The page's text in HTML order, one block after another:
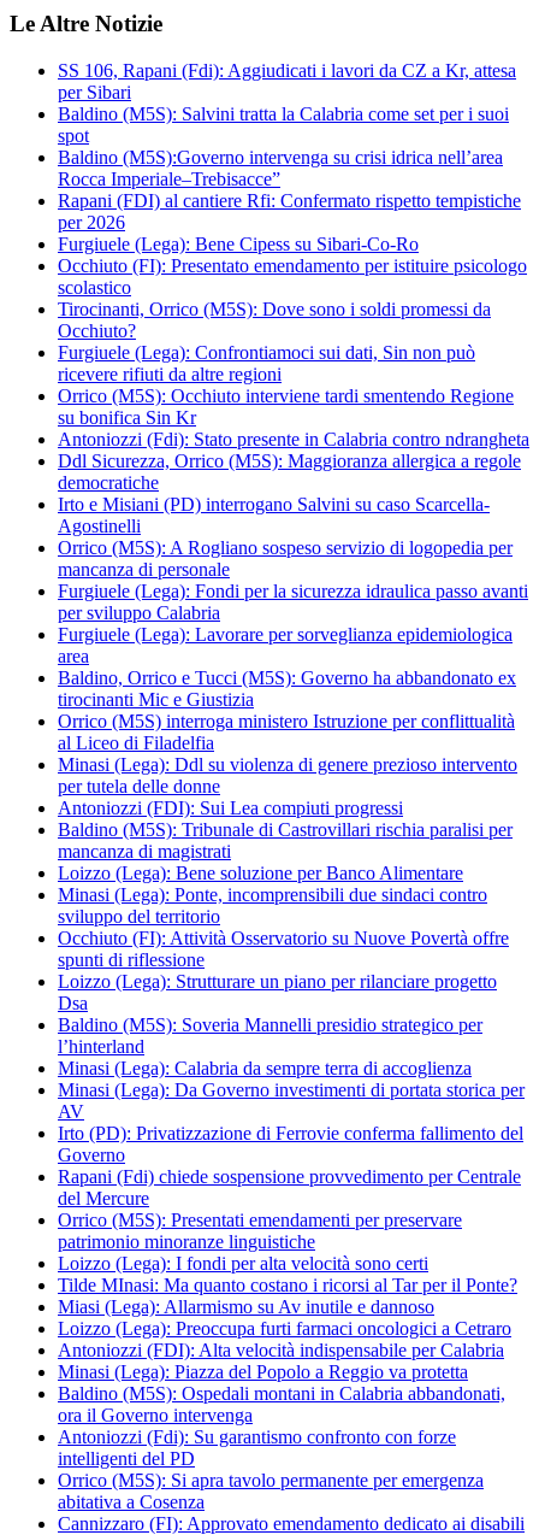
Le Altre Notizie
SS 106, Rapani (Fdi): Aggiudicati i lavori da CZ a Kr, attesa
per Sibari
Baldino (M5S): Salvini tratta la Calabria come set per i suoi
spot
Baldino (M5S):Governo intervenga su crisi idrica nell’area
Rocca Imperiale–Trebisacce”
Rapani (FDI) al cantiere Rfi: Confermato rispetto tempistiche
per 2026
Furgiuele (Lega): Bene Cipess su Sibari-Co-Ro
Occhiuto (FI): Presentato emendamento per istituire psicologo
scolastico
Tirocinanti, Orrico (M5S): Dove sono i soldi promessi da
Occhiuto?
Furgiuele (Lega): Confrontiamoci sui dati, Sin non può
ricevere rifiuti da altre regioni
Orrico (M5S): Occhiuto interviene tardi smentendo Regione
su bonifica Sin Kr
Antoniozzi (Fdi): Stato presente in Calabria contro ndrangheta
Ddl Sicurezza, Orrico (M5S): Maggioranza allergica a regole
democratiche
Irto e Misiani (PD) interrogano Salvini su caso Scarcella-
Agostinelli
Orrico (M5S): A Rogliano sospeso servizio di logopedia per
mancanza di personale
Furgiuele (Lega): Fondi per la sicurezza idraulica passo avanti
per sviluppo Calabria
Furgiuele (Lega): Lavorare per sorveglianza epidemiologica
area
Baldino, Orrico e Tucci (M5S): Governo ha abbandonato ex
tirocinanti Mic e Giustizia
Orrico (M5S) interroga ministero Istruzione per conflittualità
al Liceo di Filadelfia
Minasi (Lega): Ddl su violenza di genere prezioso intervento
per tutela delle donne
Antoniozzi (FDI): Sui Lea compiuti progressi
Baldino (M5S): Tribunale di Castrovillari rischia paralisi per
mancanza di magistrati
Loizzo (Lega): Bene soluzione per Banco Alimentare
Minasi (Lega): Ponte, incomprensibili due sindaci contro
sviluppo del territorio
Occhiuto (FI): Attività Osservatorio su Nuove Povertà offre
spunti di riflessione
Loizzo (Lega): Strutturare un piano per rilanciare progetto
Dsa
Baldino (M5S): Soveria Mannelli presidio strategico per
l’hinterland
Minasi (Lega): Calabria da sempre terra di accoglienza
Minasi (Lega): Da Governo investimenti di portata storica per
AV
Irto (PD): Privatizzazione di Ferrovie conferma fallimento del
Governo
Rapani (Fdi) chiede sospensione provvedimento per Centrale
del Mercure
Orrico (M5S): Presentati emendamenti per preservare
patrimonio minoranze linguistiche
Loizzo (Lega): I fondi per alta velocità sono certi
Tilde MInasi: Ma quanto costano i ricorsi al Tar per il Ponte?
Miasi (Lega): Allarmismo su Av inutile e dannoso
Loizzo (Lega): Preoccupa furti farmaci oncologici a Cetraro
Antoniozzi (FDI): Alta velocità indispensabile per Calabria
Minasi (Lega): Piazza del Popolo a Reggio va protetta
Baldino (M5S): Ospedali montani in Calabria abbandonati,
ora il Governo intervenga
Antoniozzi (Fdi): Su garantismo confronto con forze
intelligenti del PD
Orrico (M5S): Si apra tavolo permanente per emergenza
abitativa a Cosenza
Cannizzaro (FI): Approvato emendamento dedicato ai disabili